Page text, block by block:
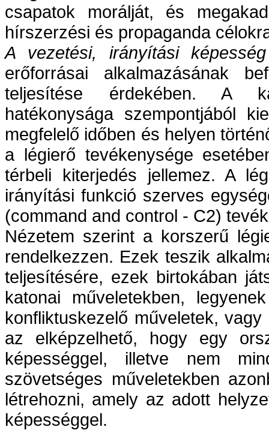
csapatok morálját, és
hírszerzési és propaganda
A vezetési, irányítási képesség
erőforrásai alkalmazásának
teljesítése érdekében. A
hatékonysága szempontjából
megfelelő időben és helyen
a légierő tevékenysége
térbeli kiterjedés jellemez. A
irányítási funkció szerves
(command and control - C2)
Nézetem szerint a korszerű
rendelkezzen. Ezek teszik
teljesítésére, ezek birtokában
katonai műveletekben,
konfliktuskezelő műveletek,
az elképzelhető, hogy egy
képességgel, illetve nem
szövetséges műveletekben
létrehozni, amely az adott
képességgel.